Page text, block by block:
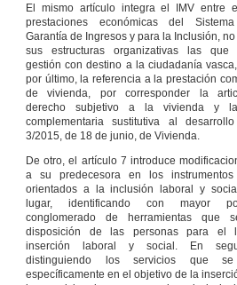
Artículo 135
Formación de
profesionales e
investigación.
TÍTULOVIIRÉGIMEN
COMPETENCIAL Y
FINANCIACIÓN DEL
SISTEMA VASCO DE
GARANTÍA DE INGRESOS
CAPÍTULO RÉGIMEN
COMPETENCIAL
Artículo 136
Competencias del
Gobierno Vasco.
Artículo 137
Competencias de
las diputaciones
El mismo artículo integra el IMV entre
prestaciones económicas del
Garantía de Ingresos y para la Inclusión,
sus estructuras organizativas las que
gestión con destino a la ciudadanía
por último, la referencia a la prestación
de vivienda, por corresponder la
derecho subjetivo a la vivienda y la
complementaria sustitutiva al
3/2015, de 18 de junio, de Vivienda.
De otro, el artículo 7 introduce
a su predecesora en los
orientados a la inclusión laboral y
lugar, identificando con mayor
conglomerado de herramientas que
disposición de las personas para el
inserción laboral y social. En
distinguiendo los servicios que se
específicamente en el objetivo de la